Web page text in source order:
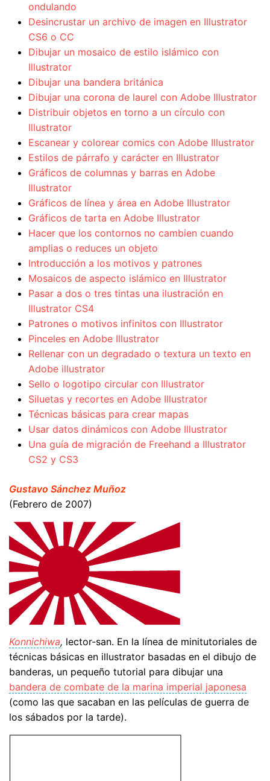
ondulando
Desincrustar un archivo de imagen en Illustrator
CS6 o CC
Dibujar un mosaico de estilo islámico con
Illustrator
Dibujar una bandera británica
Dibujar una corona de laurel con Adobe Illustrator
Distribuir objetos en torno a un círculo con
Illustrator
Escanear y colorear comics con Adobe Illustrator
Estilos de párrafo y carácter en Illustrator
Gráficos de columnas y barras en Adobe
Illustrator
Gráficos de línea y área en Adobe Illustrator
Gráficos de tarta en Adobe Illustrator
Hacer que los contornos no cambien cuando
amplias o reduces un objeto
Introducción a los motivos y patrones
Mosaicos de aspecto islámico en Illustrator
Pasar a dos o tres tintas una ilustración en
Illustrator CS4
Patrones o motivos infinitos con Illustrator
Pinceles en Adobe Illustrator
Rellenar con un degradado o textura un texto en
Adobe illustrator
Sello o logotipo circular con Illustrator
Siluetas y recortes en Adobe Illustrator
Técnicas básicas para crear mapas
Usar datos dinámicos con Adobe Illustrator
Una guía de migración de Freehand a Illustrator
CS2 y CS3
Gustavo Sánchez Muñoz
(Febrero de 2007)
Konnichiwa, lector-san. En la línea de minitutoriales de
técnicas básicas en illustrator basadas en el dibujo de
banderas, un pequeño tutorial para dibujar una
bandera de combate de la marina imperial japonesa
(como las que sacaban en las películas de guerra de
los sábados por la tarde).